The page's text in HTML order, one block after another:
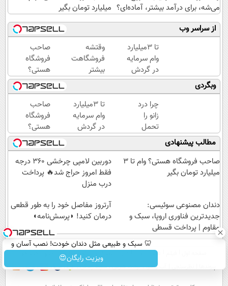
می‌شه، برای درآمد بیشتر، آماده‌ای؟ میلیارد تومان بگیر
از سراسر وب
تا 3میلیارد
وام سرمایه
در گردش
فروشندگان
=>
فروشگاهت
رو ثبت کن
وقتشه
فروشگاهت
بیشتر
بفروشه (
همین الان
ثبت نام
کن )
صاحب
فروشگاه
هستی؟
وام تا ۳
میلیارد
تومان
بگیر
وبگردی
چرا درد
زانو را
تحمل
می‌کنی؟
خیلی
ساده
تا 3میلیارد
وام سرمایه
در گردش
فروشندگان
=>
فروشگاهت
رو ثبت کن
صاحب
فروشگاه
هستی؟
وام تا ۳
میلیارد
تومان
بگیر
مطالب پیشنهادی
صاحب فروشگاه هستی؟ وام تا ۳
میلیارد تومان بگیر
دوربین لامپی چرخشی 360 درجه
فقط امروز حراج شد🔥 پرداخت
درب منزل
دندان مصنوعی سوئیسی:
جدیدترین فناوری اروپا، سبک و
مقاوم | پرداخت قسطی
آرتروز مفاصل خود را به طور قطعی
درمان کنید! ◗پرسش‌نامه◖
🦷 سبک و طبیعی مثل دندان خودت! نصب آسان و
پرداخت اقساطی 💳 📍 تهران
ویزیت رایگان😍 عصر ایران۲ تماس با ما
آب و هوا اوقات شرعی سواد زندگی